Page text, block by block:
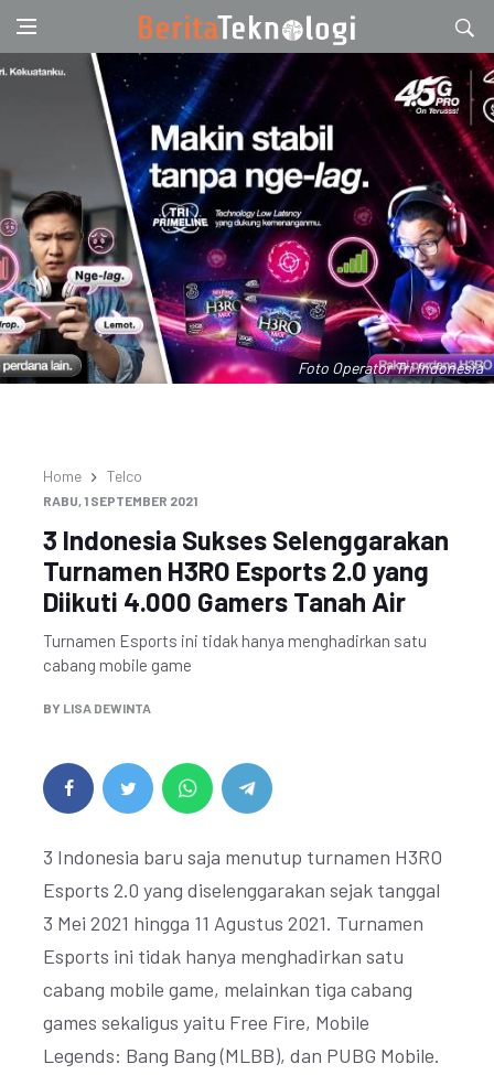
Foto Operator Tri Indonesia
Home Telco
RABU, 1 SEPTEMBER 2021
3 Indonesia Sukses Selenggarakan
Turnamen H3RO Esports 2.0 yang
Diikuti 4.000 Gamers Tanah Air
Turnamen Esports ini tidak hanya menghadirkan satu
cabang mobile game
BY LISA DEWINTA
3 Indonesia baru saja menutup turnamen H3RO
Esports 2.0 yang diselenggarakan sejak tanggal
3 Mei 2021 hingga 11 Agustus 2021. Turnamen
Esports ini tidak hanya menghadirkan satu
cabang mobile game, melainkan tiga cabang
games sekaligus yaitu Free Fire, Mobile
Legends: Bang Bang (MLBB), dan PUBG Mobile.